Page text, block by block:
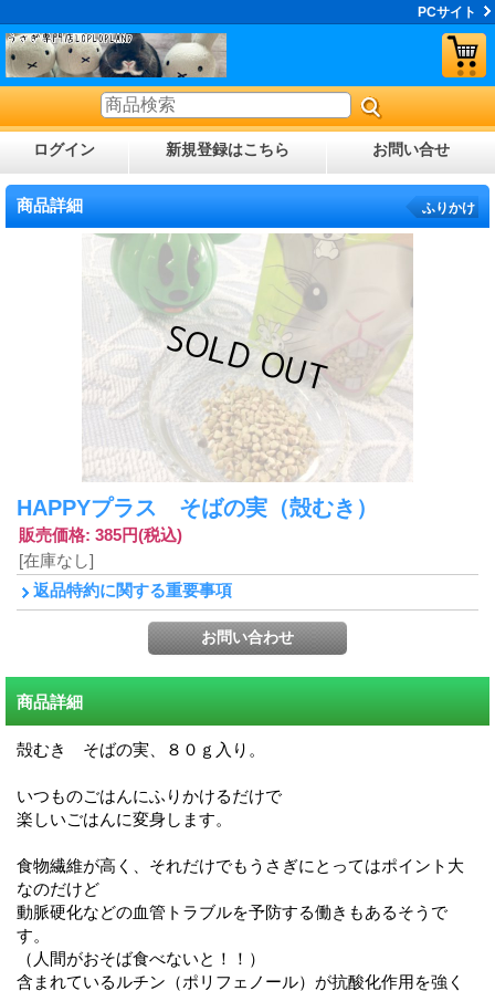
PCサイト
ログイン 新規登録はこちら お問い合せ
商品詳細 ふりかけ
HAPPYプラス そばの実（殻むき）
販売価格: 385円(税込)
[在庫なし]
返品特約に関する重要事項
商品詳細
殻むき そばの実、８０ｇ入り。
いつものごはんにふりかけるだけで
楽しいごはんに変身します。
食物繊維が高く、それだけでもうさぎにとってはポイント大
なのだけど
動脈硬化などの血管トラブルを予防する働きもあるそうで
す。
（人間がおそば食べないと！！）
含まれているルチン（ポリフェノール）が抗酸化作用を強く